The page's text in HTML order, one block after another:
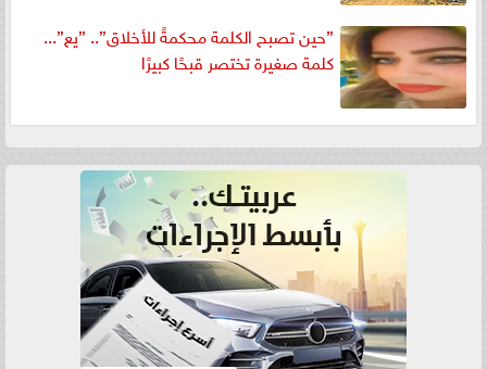
”حين تصبح الكلمة محكمةً للأخلاق”.. ”يع”...
كلمة صغيرة تختصر قبحًا كبيرًا